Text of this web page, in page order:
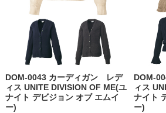
DOM-0043 カーディガン レデ
ィス UNITE DIVISION OF ME(ユ
ナイト デビジョン オブ エムイ
ー)
DOM-
ィス
ナイト
ー)